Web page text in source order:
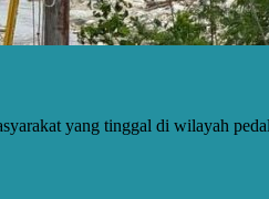
yang tinggal di wilayah